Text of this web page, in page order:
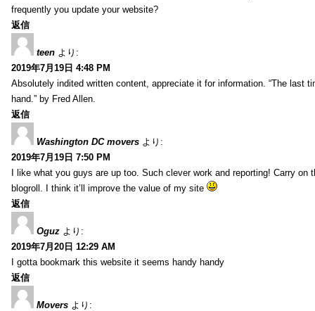
frequently you update your website?
返信
teen より:
2019年7月19日 4:48 PM
Absolutely indited written content, appreciate it for information. “The last
hand.” by Fred Allen.
返信
Washington DC movers より:
2019年7月19日 7:50 PM
I like what you guys are up too. Such clever work and reporting! Carry
blogroll. I think it’ll improve the value of my site
返信
Oguz より:
2019年7月20日 12:29 AM
I gotta bookmark this website it seems handy handy
返信
Movers より: